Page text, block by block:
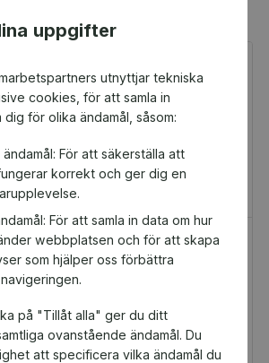
uppgifter
utnyttjar tekniska
cookies, för att samla in
dig för olika ändamål, såsom:
För att säkerställa att
korrekt och ger dig en
För att samla in data om hur
webbplatsen och för att skapa
som hjälper oss förbättra
på "Tillåt alla" ger du ditt
ovanstående ändamål. Du
att specificera vilka ändamål du
får 5
Golfamore
Presentkort
Du och Flens HC får
29,75 kr tillbaka